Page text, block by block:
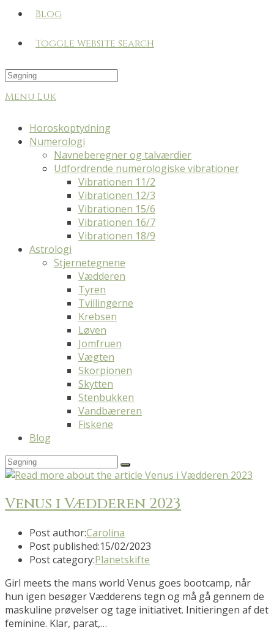
Blog
Toggle website search
Menu Luk
Horoskoptydning
Numerologi
Navneberegner og talværdier
Udfordrende numerologiske vibrationer
Vibrationen 11/2
Vibrationen 12/3
Vibrationen 15/6
Vibrationen 16/7
Vibrationen 18/9
Astrologi
Stjernetegnene
Vædderen
Tyren
Tvillingerne
Krebsen
Løven
Jomfruen
Vægten
Skorpionen
Skytten
Stenbukken
Vandbæreren
Fiskene
Blog
Venus i Vædderen 2023
Post author:Carolina
Post published:15/02/2023
Post category:Planetskifte
Girl meets the mans world Venus goes bootcamp, når
hun igen besøger Vædderens tegn og må gå gennem de
maskuline prøvelser og tage initiativet. Initieringen af det
feminine. Klar, parat,…